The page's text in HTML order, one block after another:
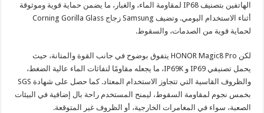
الهاتفين بتصنيف IP68 لمقاومة الماء، والغبار، ما يضمن حماية قوية وموثوقة
أثناء الاستخدام اليومي. وتضيف Samsung زجاج Corning Gorilla Glass
لحماية قوية من الصدمات، والسقوط.
لكن HONOR Magic8 Pro يتفوق بوضوح في جانب القوة والمتانة، حيث
يحمل تصنيفي IP69 و IP69K، ما يجعله مقاومًا لنفاثات الماء عالية الضغط،
والظروف القاسية التي تتجاوز الاستخدام المعتاد. كما حصل على شهادة SGS
بخمس نجوم لمقاومة السقوط، ليمنح المستخدم راحة بال إضافية في البيئات
الصعبة، سواء في المغامرات الخارجية، أو الظروف غير المتوقعة.